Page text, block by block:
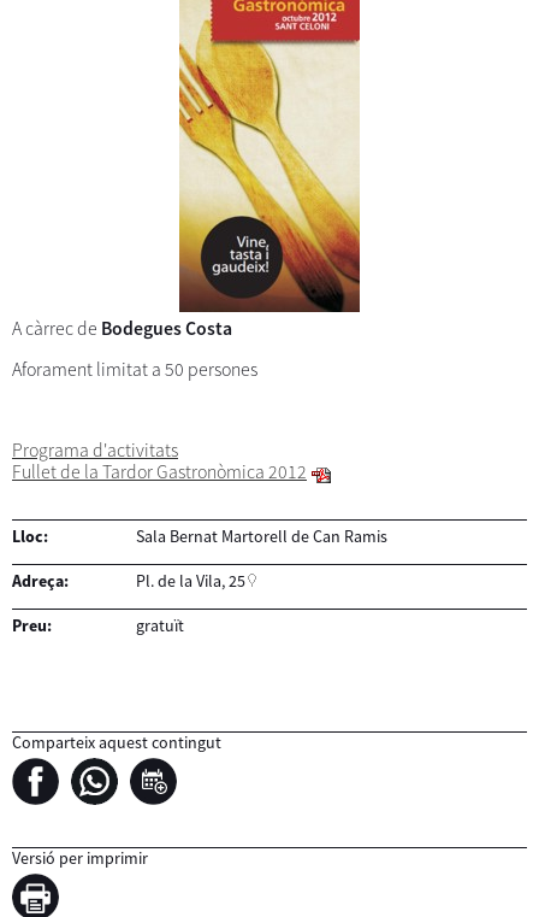
A càrrec de Bodegues Costa
Aforament limitat a 50 persones
Programa d'activitats
Fullet de la Tardor Gastronòmica 2012
Lloc: Sala Bernat Martorell de Can Ramis
Adreça: Pl. de la Vila, 25
Preu: gratuït
Comparteix aquest contingut
Versió per imprimir